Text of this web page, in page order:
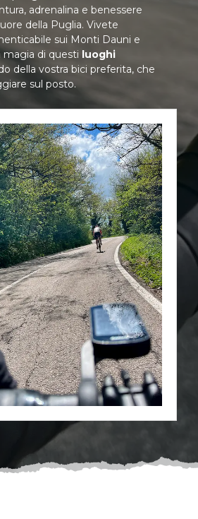
adrenalina e benessere
della Puglia. Vivete
sui Monti Dauni e
di questi luoghi
della vostra bici preferita, che
sul posto.